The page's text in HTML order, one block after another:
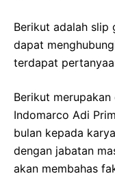
Berikut adalah slip
dapat
terdapat
Berikut
Indomarco Adi
bulan kepada
dengan jabatan
akan membahas